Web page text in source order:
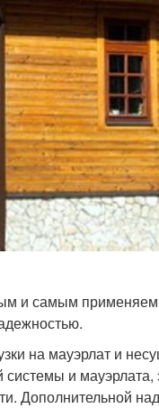
и самым
на мауэрлат и
и мауэрлата,
Дополнительной